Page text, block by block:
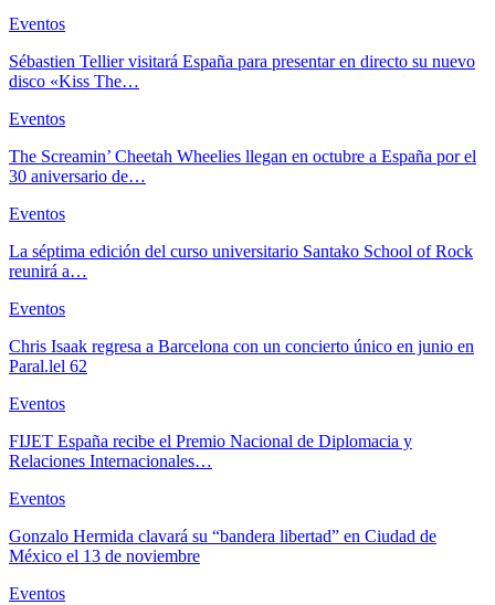
Eventos
Sébastien Tellier visitará España para presentar en directo su nuevo
disco «Kiss The…
Eventos
The Screamin’ Cheetah Wheelies llegan en octubre a España por el
30 aniversario de…
Eventos
La séptima edición del curso universitario Santako School of Rock
reunirá a…
Eventos
Chris Isaak regresa a Barcelona con un concierto único en junio en
Paral.lel 62
Eventos
FIJET España recibe el Premio Nacional de Diplomacia y
Relaciones Internacionales…
Eventos
Gonzalo Hermida clavará su “bandera libertad” en Ciudad de
México el 13 de noviembre
Eventos